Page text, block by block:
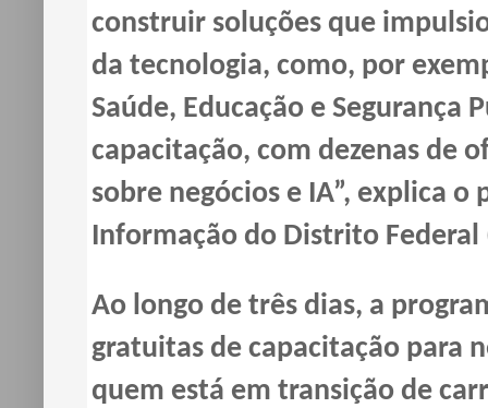
construir soluções que
da tecnologia, como, por
Saúde, Educação e Segurança
capacitação, com dezenas de
sobre negócios e IA”, explica
Informação do Distrito Federal
Ao longo de três dias, a
gratuitas de capacitação para
quem está em transição de